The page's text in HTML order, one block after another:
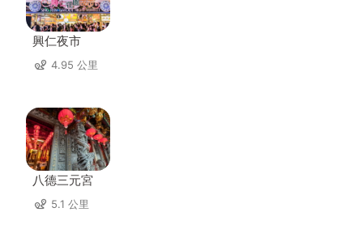
興仁夜市
4.95 公里
八德三元宮
5.1 公里